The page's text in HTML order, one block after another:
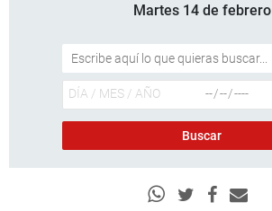
Martes 14 de febrero